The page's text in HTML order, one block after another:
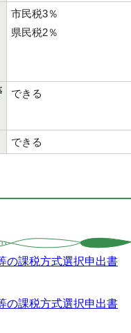
市民税3％
県民税2％
できる
できる
の課税方式選択申出書
の課税方式選択申出書